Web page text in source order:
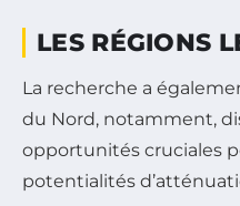
LES RÉGIONS
La recherche a
du Nord, notamment,
opportunités cruciales
potentialités